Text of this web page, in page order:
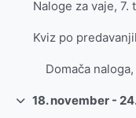
Naloge za vaje, 7.
Domača
Skrči